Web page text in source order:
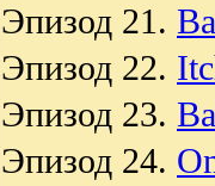
Эпизод 21.
Эпизод 22.
Эпизод 23.
Эпизод 24.